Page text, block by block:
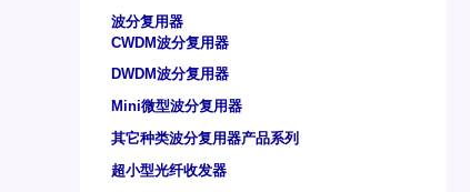
波分复用器
CWDM波分复用器
DWDM波分复用器
Mini微型波分复用器
其它种类波分复用器产品系列
超小型光纤收发器